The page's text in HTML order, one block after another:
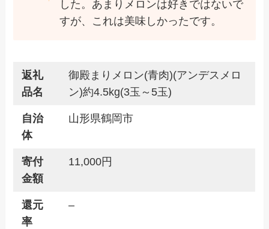
した。あまりメロンは好きではないで
すが、これは美味しかったです。
返礼
品名
御殿まりメロン(青肉)(アンデスメロ
ン)約4.5kg(3玉～5玉)
自治
体
山形県鶴岡市
寄付
金額
11,000円
還元
率
–